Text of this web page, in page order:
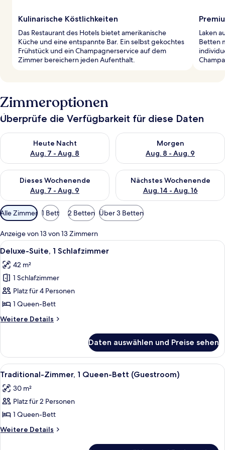
Kulinarische Köstlichkeiten
Das Restaurant des Hotels bietet amerikanische
Küche und eine entspannte Bar. Ein selbst gekochtes
Frühstück und ein Champagnerservice auf dem
Zimmer bereichern jeden Aufenthalt.
Laken
Betten
Zimmeroptionen
Überprüfe die Verfügbarkeit für diese Daten
Heute Nacht
Aug. 7 - Aug. 8
Überprüfe die Verfügbarkeit für heute Nacht, Aug. 7 - Aug. 8.
Morgen
Aug. 8 - Aug. 9
Überprüfe die Verfügbarkeit
Dieses Wochenende
Aug. 7 - Aug. 9
Überprüfe die Verfügbarkeit für dieses Wochenende, Aug. 7
Nächstes Wochenende
Aug. 14 - Aug. 16
Überprüfe die Verfügbarkeit
Verfügbare
Filter
für
Zimmer
Alle Zimmer 1 Bett 2 Betten Über 3 Betten
Anzeige von 13 von 13 Zimmern
Alle
Fotos
für
Deluxe-
Suite,
1
Schlafzimmer
anzeigen
Ein modernes Hotelzimmer mit
9
Deluxe-Suite, 1 Schlafzimmer
42 m²
1 Schlafzimmer
Platz für 4 Personen
1 Queen-Bett
Weitere Details
Weitere
Suite,
Schlafzimmer
Daten auswählen und Preise sehen
Alle
Fotos
für
Traditional-
Zimmer,
1
Ein modernes Hotelzimmer mit
5
Traditional-Zimmer, 1 Queen-Bett (Guestroom)
30 m²
Platz für 2 Personen
1 Queen-Bett
Weitere Details
Weitere